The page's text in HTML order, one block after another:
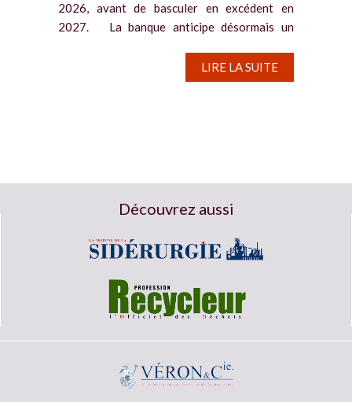
2026, avant de basculer en excédent en
2027. La banque anticipe désormais un
LIRE LA SUITE
Découvrez aussi